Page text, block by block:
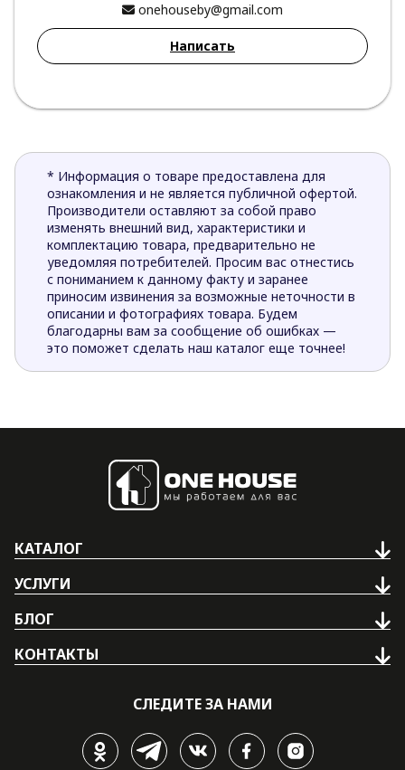
onehouseby@gmail.com
Написать
* Информация о товаре предоставлена для
ознакомления и не является публичной офертой.
Производители оставляют за собой право
изменять внешний вид, характеристики и
комплектацию товара, предварительно не
уведомляя потребителей. Просим вас отнестись
с пониманием к данному факту и заранее
приносим извинения за возможные неточности в
описании и фотографиях товара. Будем
благодарны вам за сообщение об ошибках —
это поможет сделать наш каталог еще точнее!
КАТАЛОГ
УСЛУГИ
БЛОГ
КОНТАКТЫ
СЛЕДИТЕ ЗА НАМИ